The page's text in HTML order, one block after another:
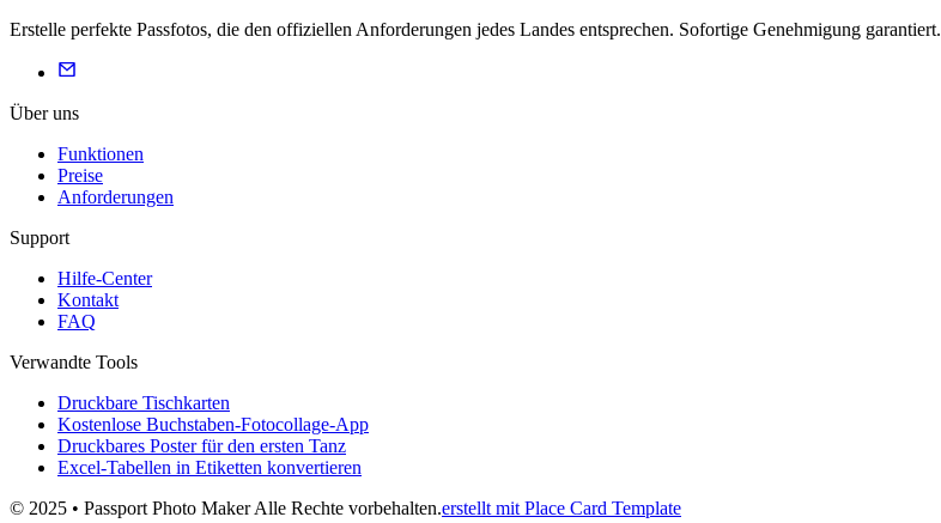
Erstelle perfekte Passfotos, die den offiziellen Anforderungen jedes Landes entsprechen. Sofortige Genehmigung garantiert.
Über uns
Funktionen
Preise
Anforderungen
Support
Hilfe-Center
Kontakt
FAQ
Verwandte Tools
Druckbare Tischkarten
Kostenlose Buchstaben-Fotocollage-App
Druckbares Poster für den ersten Tanz
Excel-Tabellen in Etiketten konvertieren
© 2025 • Passport Photo Maker Alle Rechte vorbehalten.erstellt mit Place Card Template